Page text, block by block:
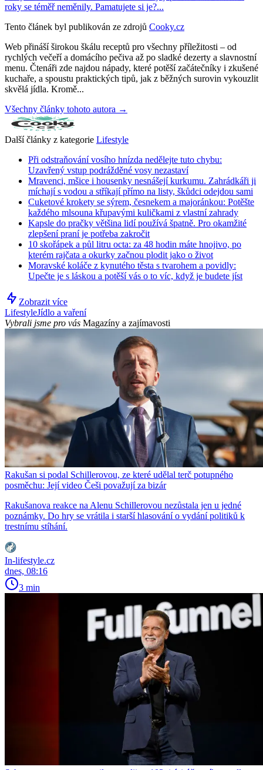
roky se téměř neměnily. Pamatujete si je?...
Tento článek byl publikován ze zdrojů Cooky.cz
Web přináší širokou škálu receptů pro všechny příležitosti – od
rychlých večeří a domácího pečiva až po sladké dezerty a slavnostní
menu. Čtenáři zde najdou nápady, které potěší začátečníky i zkušené
kuchaře, a spoustu praktických tipů, jak z běžných surovin vykouzlit
skvělá jídla. Kromě...
Všechny články tohoto autora →
Další články z kategorie Lifestyle
Při odstraňování vosího hnízda nedělejte tuto chybu:
Uzavřený vstup podrážděné vosy nezastaví
Mravenci, mšice i housenky nesnášejí kurkumu. Zahrádkáři ji
míchají s vodou a stříkají přímo na listy, škůdci odejdou sami
Cuketové krokety se sýrem, česnekem a majoránkou: Potěšte
každého mlsouna křupavými kuličkami z vlastní zahrady
Kapsle do pračky většina lidí používá špatně. Pro okamžité
zlepšení praní je potřeba zakročit
10 skořápek a půl litru octa: za 48 hodin máte hnojivo, po
kterém rajčata a okurky začnou plodit jako o život
Moravské koláče z kynutého těsta s tvarohem a povidly:
Upečte je s láskou a potěší vás o to víc, když je budete jíst
Zobrazit více
LifestyleJídlo a vaření
Vybrali jsme pro vás Magazíny a zajímavosti
Rakušan si podal Schillerovou, ze které udělal terč potupného
posměchu: Její video Češi považují za bizár
Rakušanova reakce na Alenu Schillerovou nezůstala jen u jedné
poznámky. Do hry se vrátila i starší hlasování o vydání politiků k
trestnímu stíhání.
In-lifestyle.cz
dnes, 08:16
3 min